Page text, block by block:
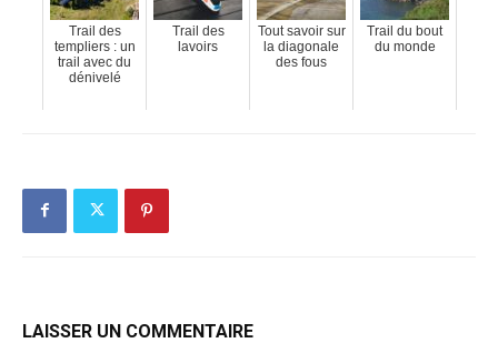
Trail des
templiers : un
trail avec du
dénivelé
Trail des
lavoirs
Tout savoir sur
la diagonale
des fous
Trail du bout
du monde
LAISSER UN COMMENTAIRE